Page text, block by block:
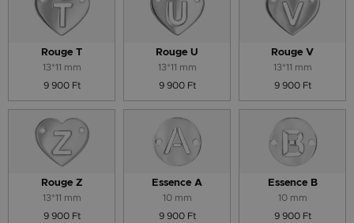
Rouge T
13*11 mm
9 900 Ft
Rouge U
13*11 mm
9 900 Ft
Rouge V
13*11 mm
9 900 Ft
Rouge Z
13*11 mm
9 900 Ft
Essence A
10 mm
9 900 Ft
Essence B
10 mm
9 900 Ft